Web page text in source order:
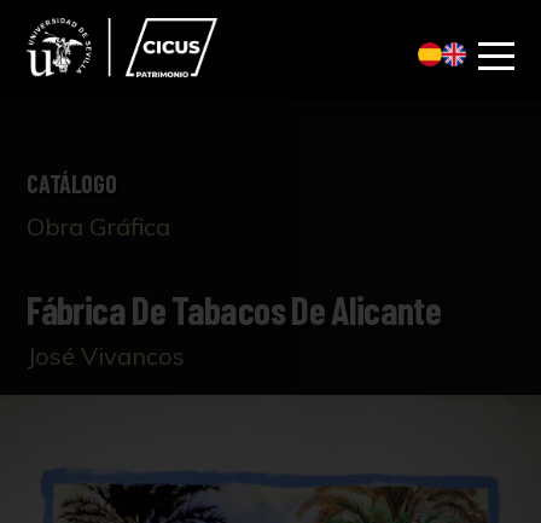
CATÁLOGO
Obra Gráfica
Fábrica De Tabacos De Alicante
José Vivancos